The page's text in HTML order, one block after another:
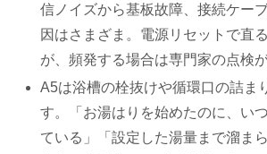
信ノイズから基板故障、接続ケー
因はさまざま。電源リセットで直
が、頻発する場合は専門家の点検
A5は浴槽の栓抜けや循環口の詰ま
す。「お湯はりを始めたのに、い
ている」「設定した湯量まで溜ま